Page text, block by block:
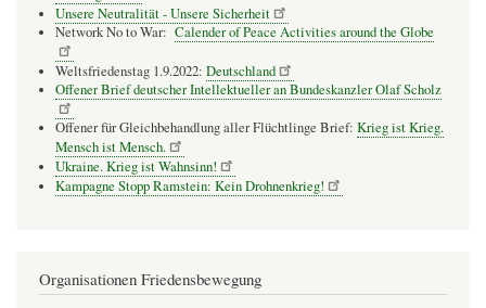
Unsere Neutralität - Unsere Sicherheit
Network No to War: Calender of Peace Activities around the Globe
Weltsfriedenstag 1.9.2022: Deutschland
Offener Brief deutscher Intellektueller an Bundeskanzler Olaf Scholz
Offener für Gleichbehandlung aller Flüchtlinge Brief: Krieg ist Krieg.
Mensch ist Mensch.
Ukraine. Krieg ist Wahnsinn!
Kampagne Stopp Ramstein: Kein Drohnenkrieg!
Organisationen Friedensbewegung